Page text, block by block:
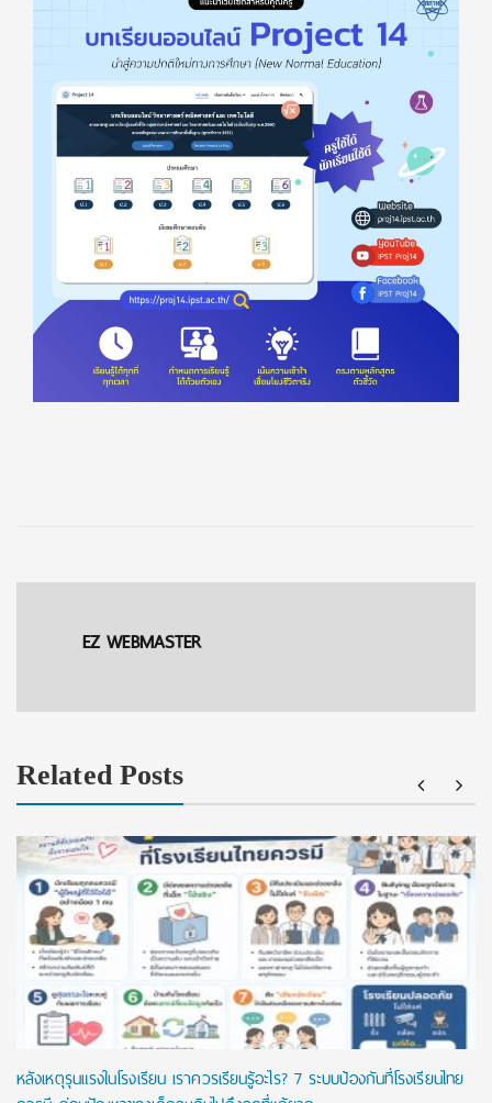
EZ WEBMASTER
Related Posts
หลังเหตุรุนแรงในโรงเรียน เราควรเรียนรู้อะไร? 7 ระบบป้องกันที่โรงเรียนไทย